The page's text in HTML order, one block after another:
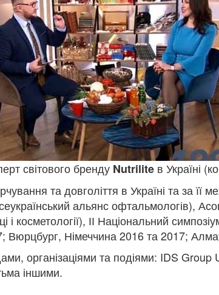
світового бренду Nutrilite в Україні
та довголіття в Україні та за її
альянс офтальмологів),
і косметології), ІІ Національний
Вюрцбург, Німеччина 2016 та 2017;
організаціями та подіями: IDS
іншими.